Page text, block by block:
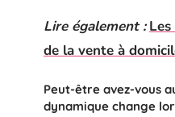
Lire également :
de la vente à
Peut-être avez-vous
dynamique change